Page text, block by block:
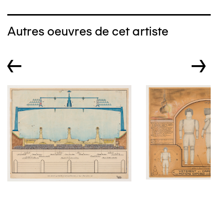
Autres oeuvres de cet artiste
← →